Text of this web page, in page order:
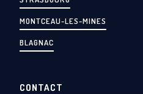
MONTCEAU-LES-MINES
BLAGNAC
CONTACT